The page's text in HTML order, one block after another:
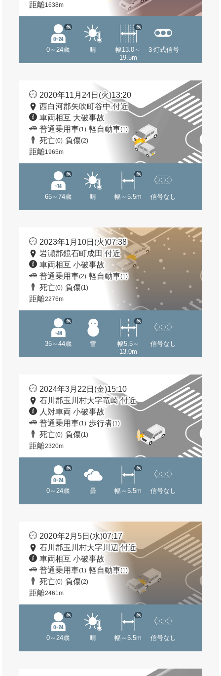
距離1638m
0～24歳
他
晴
幅13.0～
19.5m
他
３灯式信号
2020年11月24日(火)13:20
西白河郡矢吹町谷中 付近
車両相互 大破事故
普通乗用車(1) 軽自動車(1)
死亡(0) 負傷(2)
距離1965m
65～74歳
他
晴 幅～5.5m
他
信号なし
2023年1月10日(火)07:38
岩瀬郡鏡石町成田 付近
車両相互 小破事故
普通乗用車(2) 軽自動車(1)
死亡(0) 負傷(1)
距離2276m
35～44歳
他
雪
幅5.5～
13.0m
他
信号なし
2024年3月22日(金)15:10
石川郡玉川村大字竜崎 付近
人対車両 小破事故
普通乗用車(1) 歩行者(1)
死亡(0) 負傷(1)
距離2320m
0～24歳
他
曇 幅～5.5m
他
信号なし
2020年2月5日(水)07:17
石川郡玉川村大字川辺 付近
車両相互 小破事故
普通乗用車(1) 軽自動車(1)
死亡(0) 負傷(2)
距離2461m
0～24歳
他
晴 幅～5.5m
他
信号なし